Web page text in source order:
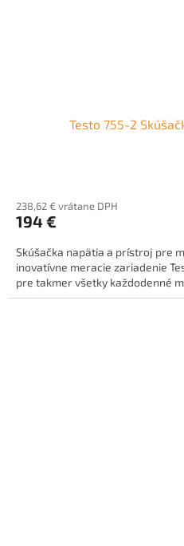
Testo 755-2
238,62 € vrátane DPH
194 €
Skúšačka napätia a prístroj pre
inovatívne meracie zariadenie
pre takmer všetky každodenné